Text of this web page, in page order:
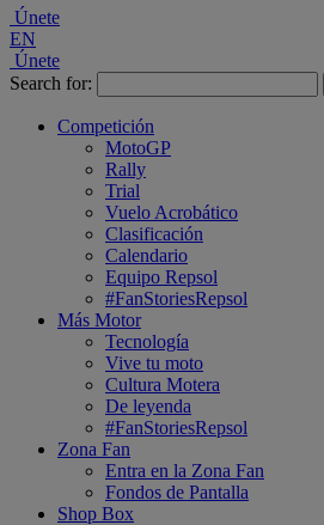
Únete
EN
Únete
Search for:
Competición
MotoGP
Rally
Trial
Vuelo Acrobático
Clasificación
Calendario
Equipo Repsol
#FanStoriesRepsol
Más Motor
Tecnología
Vive tu moto
Cultura Motera
De leyenda
#FanStoriesRepsol
Zona Fan
Entra en la Zona Fan
Fondos de Pantalla
Shop Box